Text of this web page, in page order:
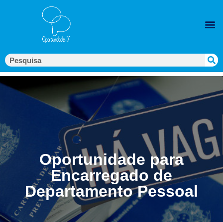
Oportunidade para
Encarregado de
Departamento Pessoal